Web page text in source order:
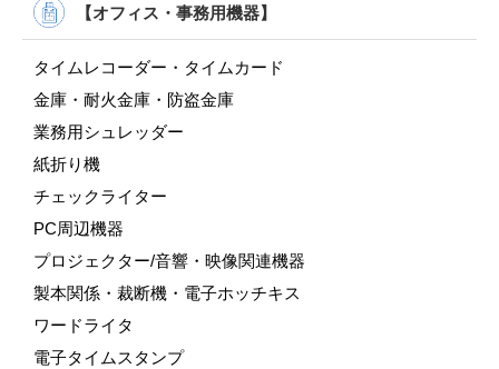
【オフィス・事務用機器】
タイムレコーダー・タイムカード
金庫・耐火金庫・防盗金庫
業務用シュレッダー
紙折り機
チェックライター
PC周辺機器
プロジェクター/音響・映像関連機器
製本関係・裁断機・電子ホッチキス
ワードライタ
電子タイムスタンプ